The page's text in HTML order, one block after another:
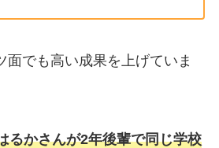
面でも高い成果を上げていま
るかさんが2年後輩で同じ学校